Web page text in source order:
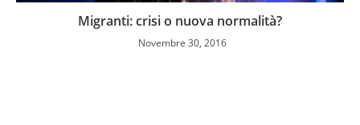
Migranti: crisi o nuova normalità?
Novembre 30, 2016